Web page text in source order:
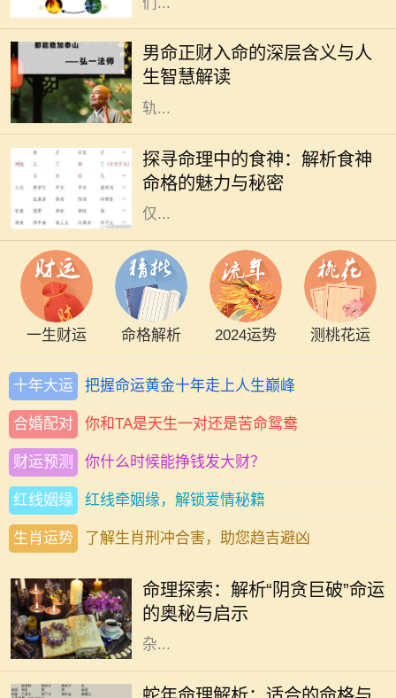
男命正财入命的深层含义与人
生智慧解读
在中国传统命理学中，命理的组合和
分析无不与八字密切相关。对于男命
而言，正财的入命，不仅是财富的象
征，更深层次上反映了一个人的人生
轨...
探寻命理中的食神：解析食神
命格的魅力与秘密
在中国传统命理学中，八字命格被认
为是了解一个人命运的绝佳工具。其
中，"食神"作为十神之一，代表了个
人的智慧、创意与生活享受。食神不
仅...
一生财运 命格解析 2024运势 测桃花运
十年大运 把握命运黄金十年走上人生巅峰
合婚配对 你和TA是天生一对还是苦命鸳鸯
财运预测 你什么时候能挣钱发大财？
红线姻缘 红线牵姻缘，解锁爱情秘籍
生肖运势 了解生肖刑冲合害，助您趋吉避凶
命理探索：解析“阴贪巨破”命运
的奥秘与启示
命理学作为中国传统文化的一部分，
众多命格中，“阴贪巨破”命是一种较
为特殊的命型，通常被认为具有复
杂...
在中国传统命理学中，蛇被视为智慧
与灵性的象征，蛇年出生的人通常被